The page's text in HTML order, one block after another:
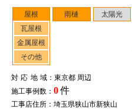
屋根
瓦屋根
金属屋根
その他
雨樋 太陽光
対応地域：東京都 周辺
施工事例数： 0件
工事店住所：埼玉県狭山市新狭山